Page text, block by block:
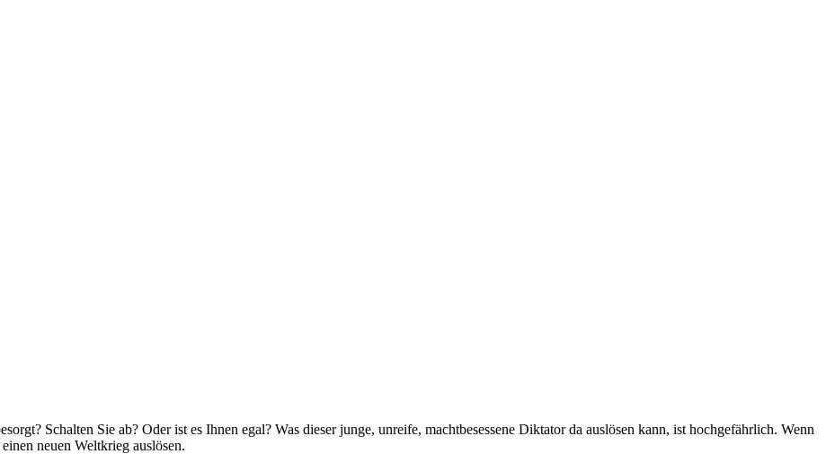
Schalten Sie ab? Oder ist es Ihnen egal? Was dieser junge, unreife, machtbesessene Diktator da auslösen kann, ist hochgefährlich. Wenn
neuen Weltkrieg auslösen.